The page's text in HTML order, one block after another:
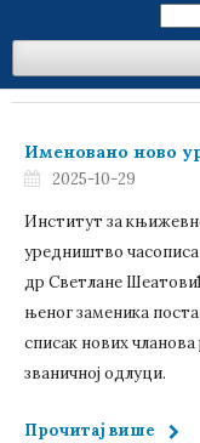
Именовано ново
2025-10-29
Институт за
уредништво часописа
др Светлане
њеног заменика
списак нових чланова
званичној одлуци.
Прочитај више